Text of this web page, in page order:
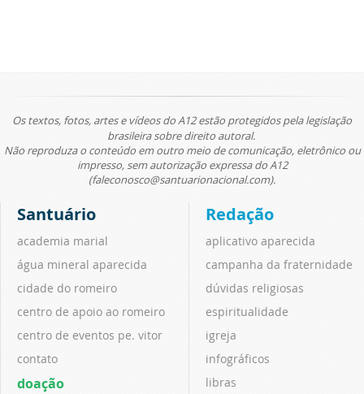
Os textos, fotos, artes e vídeos do A12 estão protegidos pela legislação
brasileira sobre direito autoral.
Não reproduza o conteúdo em outro meio de comunicação, eletrônico ou
impresso, sem autorização expressa do A12
(faleconosco@santuarionacional.com).
Santuário
academia marial
água mineral aparecida
cidade do romeiro
centro de apoio ao romeiro
centro de eventos pe. vitor
contato
doação
Redação
aplicativo aparecida
campanha da fraternidade
dúvidas religiosas
espiritualidade
igreja
infográficos
libras